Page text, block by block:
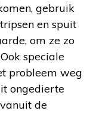
gebruik
en spuit
om ze zo
speciale
probleem weg
ongedierte
de